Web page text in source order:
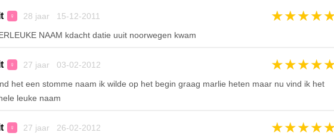
♀ 28 jaar 15-12-2011 ★★★★
NAAM kdacht datie uuit noorwegen kwam
♀ 27 jaar 03-02-2012 ★★★★
het een stomme naam ik wilde op het begin graag marlie heten maar nu vind ik het
leuke naam
♀ 27 jaar 26-02-2012 ★★★★